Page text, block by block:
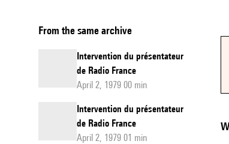
From the same archive
Intervention du présentateur
de Radio France
April 2, 1979 00 min
Intervention du présentateur
de Radio France
April 2, 1979 01 min